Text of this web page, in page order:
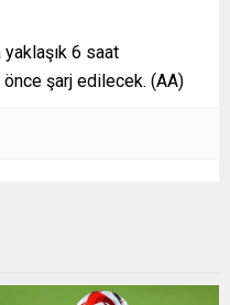
6 saat
önce şarj edilecek. (AA)